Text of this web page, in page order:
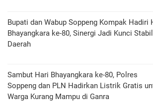
Bupati dan Wabup Soppeng Kompak Hadiri
Bhayangkara ke-80, Sinergi Jadi Kunci
Daerah
Sambut Hari Bhayangkara ke-80, Polres
Soppeng dan PLN Hadirkan Listrik Gratis
Warga Kurang Mampu di Ganra